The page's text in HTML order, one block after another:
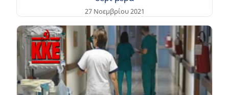
27 Νοεμβρίου 2021